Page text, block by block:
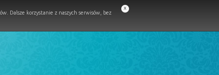
Dalsze korzystanie z naszych serwisów, bez
x